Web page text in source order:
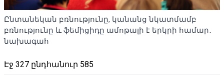
Ընտանեկան բռնությունը, կանանց նկատմամբ
բռնությունը և ֆեմիցիդը ամոթալի է երկրի համար․
նախագահ
Էջ 327 ընդհանուր 585